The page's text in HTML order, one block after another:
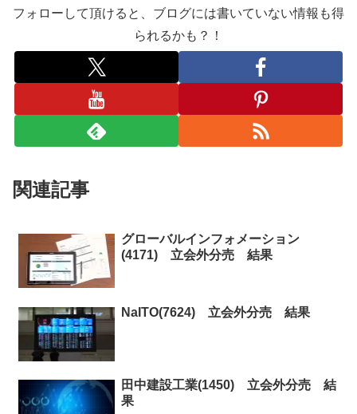
フォローして頂けると、ブログには書いていない情報も得
られるかも？！
関連記事
グローバルインフォメーション
(4171) 立会外分売 結果
NaITO(7624) 立会外分売 結果
田中建設工業(1450) 立会外分売 結
果